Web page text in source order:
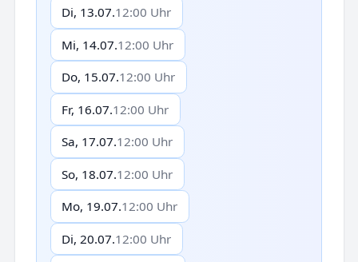
Di, 13.07.12:00 Uhr
Mi, 14.07.12:00 Uhr
Do, 15.07.12:00 Uhr
Fr, 16.07.12:00 Uhr
Sa, 17.07.12:00 Uhr
So, 18.07.12:00 Uhr
Mo, 19.07.12:00 Uhr
Di, 20.07.12:00 Uhr